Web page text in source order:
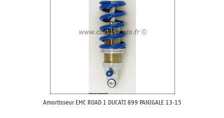
Amortisseur EMC ROAD 1 DUCATI 899 PANIGALE 13-15